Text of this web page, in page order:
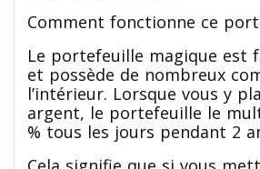
Comment fonctionne ce
Le portefeuille magique est
et possède de nombreux
l’intérieur. Lorsque vous y
argent, le portefeuille le
% tous les jours pendant 2